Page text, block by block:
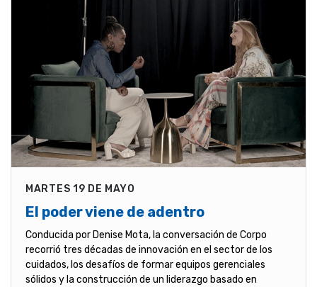
MARTES 19 DE MAYO
El poder viene de adentro
Conducida por Denise Mota, la conversación de Corpo
recorrió tres décadas de innovación en el sector de los
cuidados, los desafíos de formar equipos gerenciales
sólidos y la construcción de un liderazgo basado en